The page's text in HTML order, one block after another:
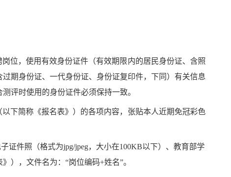
位，使用有效身份证件（有效期限内的居民身份证、含照
期身份证、一代身份证、身份证复印件，下同）有关信息
测评时使用的身份证件必须保持一致。
以下简称《报名表》）的各项内容，张贴本人近期免冠彩色
证件照（格式为jpg/jpeg，大小在100KB以下）、 教育部学
），文件名为： “岗位编码+姓名”。